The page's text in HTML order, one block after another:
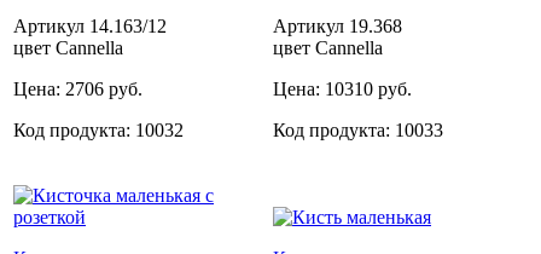
Артикул 14.163/12
цвет Cannella
Цена: 2706 руб.
Код продукта: 10032
Артикул 19.368
цвет Cannella
Цена: 10310 руб.
Код продукта: 10033